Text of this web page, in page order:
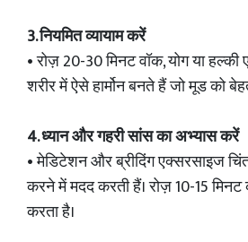
3. नियमित व्यायाम करें
• रोज़ 20-30 मिनट वॉक, योग या
शरीर में ऐसे हार्मोन बनते हैं जो मूड को
4. ध्यान और गहरी सांस का अभ्यास करें
• मेडिटेशन और ब्रीदिंग एक्सरसाइज
करने में मदद करती हैं। रोज़ 10-15
करता है।